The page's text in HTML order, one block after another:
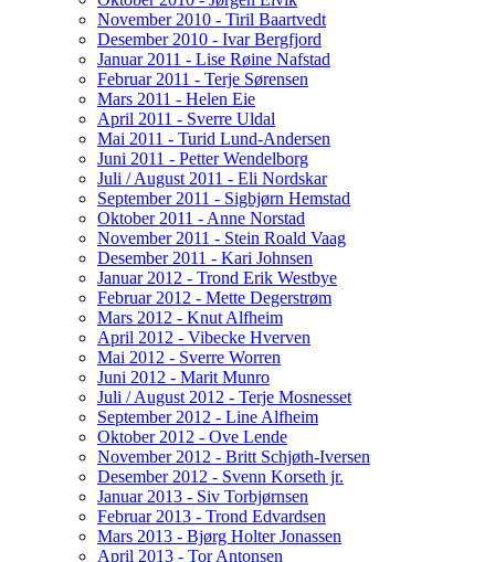
November 2010 - Tiril Baartvedt
Desember 2010 - Ivar Bergfjord
Januar 2011 - Lise Røine Nafstad
Februar 2011 - Terje Sørensen
Mars 2011 - Helen Eie
April 2011 - Sverre Uldal
Mai 2011 - Turid Lund-Andersen
Juni 2011 - Petter Wendelborg
Juli / August 2011 - Eli Nordskar
September 2011 - Sigbjørn Hemstad
Oktober 2011 - Anne Norstad
November 2011 - Stein Roald Vaag
Desember 2011 - Kari Johnsen
Januar 2012 - Trond Erik Westbye
Februar 2012 - Mette Degerstrøm
Mars 2012 - Knut Alfheim
April 2012 - Vibecke Hverven
Mai 2012 - Sverre Worren
Juni 2012 - Marit Munro
Juli / August 2012 - Terje Mosnesset
September 2012 - Line Alfheim
Oktober 2012 - Ove Lende
November 2012 - Britt Schjøth-Iversen
Desember 2012 - Svenn Korseth jr.
Januar 2013 - Siv Torbjørnsen
Februar 2013 - Trond Edvardsen
Mars 2013 - Bjørg Holter Jonassen
April 2013 - Tor Antonsen